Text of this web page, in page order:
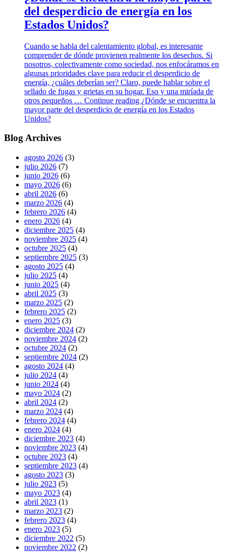
del desperdicio de energía en los
Estados Unidos?
Cuando se habla del calentamiento global, es interesante
comprender de dónde provienen realmente los desechos. Si
nosotros, colectivamente como sociedad, nos enfocáramos en
algunas prioridades clave para reducir el desperdicio de
energía, ¿cuáles deberían ser? Claro, puede hablar sobre el
sellado de fugas y grietas en su hogar. Eso y una miríada de
otros pequeños … Continue reading ¿Dónde se encuentra la
mayor parte del desperdicio de energía en los Estados
Unidos?
Blog Archives
agosto 2026 (3)
julio 2026 (7)
junio 2026 (6)
mayo 2026 (6)
abril 2026 (6)
marzo 2026 (4)
febrero 2026 (4)
enero 2026 (4)
diciembre 2025 (4)
noviembre 2025 (4)
octubre 2025 (4)
septiembre 2025 (3)
agosto 2025 (4)
julio 2025 (4)
junio 2025 (4)
abril 2025 (3)
marzo 2025 (2)
febrero 2025 (2)
enero 2025 (3)
diciembre 2024 (2)
noviembre 2024 (2)
octubre 2024 (2)
septiembre 2024 (2)
agosto 2024 (4)
julio 2024 (4)
junio 2024 (4)
mayo 2024 (2)
abril 2024 (2)
marzo 2024 (4)
febrero 2024 (4)
enero 2024 (4)
diciembre 2023 (4)
noviembre 2023 (4)
octubre 2023 (4)
septiembre 2023 (4)
agosto 2023 (3)
julio 2023 (5)
mayo 2023 (4)
abril 2023 (1)
marzo 2023 (2)
febrero 2023 (4)
enero 2023 (5)
diciembre 2022 (5)
noviembre 2022 (2)